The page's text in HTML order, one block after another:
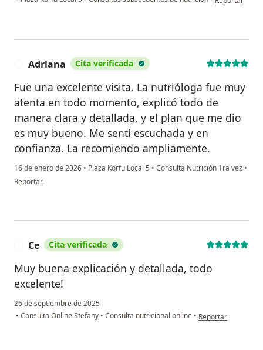
Adriana Cita verificada
Fue una excelente visita. La nutrióloga fue muy
atenta en todo momento, explicó todo de
manera clara y detallada, y el plan que me dio
es muy bueno. Me sentí escuchada y en
confianza. La recomiendo ampliamente.
16 de enero de 2026 • Plaza Korfu Local 5 • Consulta Nutrición 1ra vez •
en opinión del usuario Adriana
Reportar
Ce Cita verificada
Muy buena explicación y detallada, todo
excelente!
26 de septiembre de 2025
• Consulta Online Stefany • Consulta nutricional online • en opinión del
Reportar